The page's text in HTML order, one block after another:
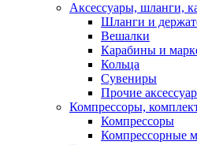
Аксессуары, шланги,
Шланги и
Вешалки
Карабины и
Кольца
Сувениры
Прочие
Компрессоры,
Компрессоры
Компрессорные